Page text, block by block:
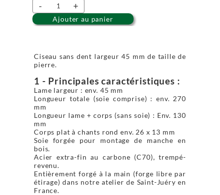
- +
Ajouter au panier
Ciseau sans dent largeur 45 mm de taille de
pierre.
1 - Principales caractéristiques :
Lame largeur : env. 45 mm
Longueur totale (soie comprise) : env. 270
mm
Longueur lame + corps (sans soie) : Env. 130
mm
Corps plat à chants rond env. 26 x 13 mm
Soie forgée pour montage de manche en
bois.
Acier extra-fin au carbone (C70), trempé-
revenu.
Entièrement forgé à la main (forge libre par
étirage) dans notre atelier de Saint-Juéry en
France.